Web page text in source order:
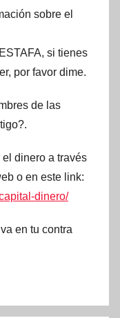
sobre el
si tienes
por favor dime.
de las
el dinero a través
o en este link:
dinero/
en tu contra